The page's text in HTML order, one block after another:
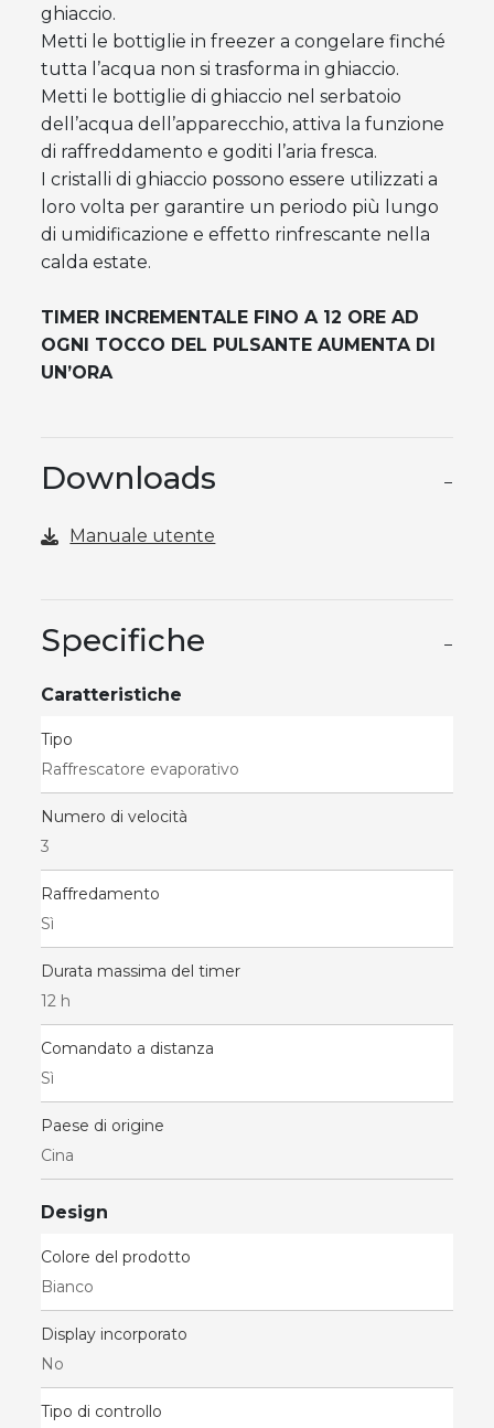
ghiaccio.
Metti le bottiglie in freezer a congelare finché
tutta l’acqua non si trasforma in ghiaccio.
Metti le bottiglie di ghiaccio nel serbatoio
dell’acqua dell’apparecchio, attiva la funzione
di raffreddamento e goditi l’aria fresca.
I cristalli di ghiaccio possono essere utilizzati a
loro volta per garantire un periodo più lungo
di umidificazione e effetto rinfrescante nella
calda estate.
TIMER INCREMENTALE FINO A 12 ORE AD
OGNI TOCCO DEL PULSANTE AUMENTA DI
UN’ORA
Downloads −
Manuale utente
Specifiche −
Caratteristiche
Tipo
Raffrescatore evaporativo
Numero di velocità
3
Raffredamento
Sì
Durata massima del timer
12 h
Comandato a distanza
Sì
Paese di origine
Cina
Design
Colore del prodotto
Bianco
Display incorporato
No
Tipo di controllo